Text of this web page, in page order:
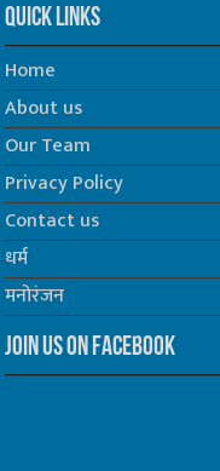
Quick Links
Home
About us
Our Team
Privacy Policy
Contact us
धर्म
मनोरंजन
Join us on Facebook